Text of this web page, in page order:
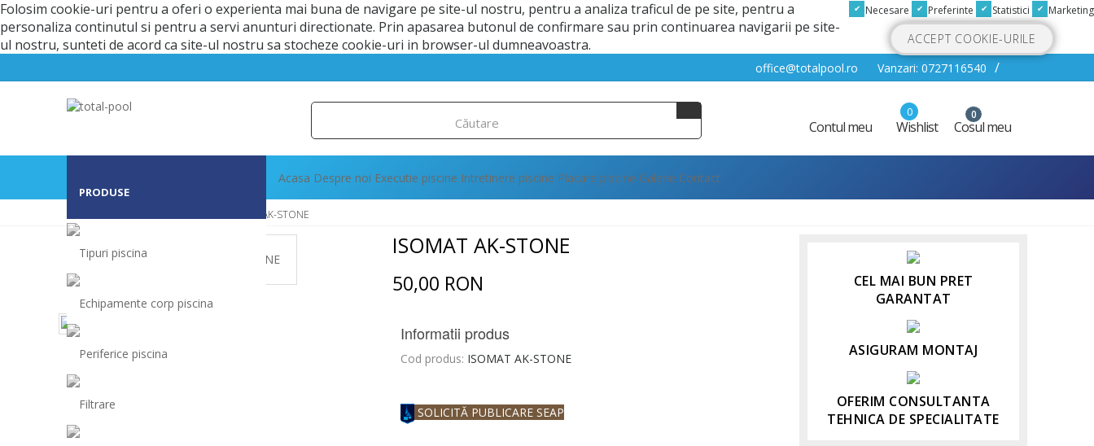
Necesare Preferinte Statistici Marketing
ACCEPT COOKIE-URILE
Folosim cookie-uri pentru a oferi o experienta mai buna de navigare pe site-ul nostru, pentru a analiza traficul de pe site, pentru a
personaliza continutul si pentru a servi anunturi directionate. Prin apasarea butonul de confirmare sau prin continuarea navigarii pe site-
ul nostru, sunteti de acord ca site-ul nostru sa stocheze cookie-uri in browser-ul dumneavoastra.
office@totalpool.ro Vanzari: 0727116540 /
Contul meu
0
Wishlist
0
Cosul meu
PRODUSE
Tipuri piscina
Echipamente corp piscina
Periferice piscina
Filtrare
Acasa Despre noi Executie piscine Intretinere piscine Placare piscine Galerie Contact
ISOMAT AK-STONE
ISOMAT AK-STONE
50,00 RON
Informatii produs
Cod produs: ISOMAT AK-STONE
SOLICITĂ PUBLICARE SEAP
CEL MAI BUN PRET
GARANTAT
ASIGURAM MONTAJ
OFERIM CONSULTANTA
TEHNICA DE SPECIALITATE